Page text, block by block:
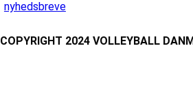
nyhedsbreve
COPYRIGHT 2024 VOLLEYBALL